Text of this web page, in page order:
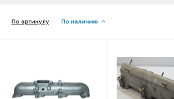
По артикулу По наличию